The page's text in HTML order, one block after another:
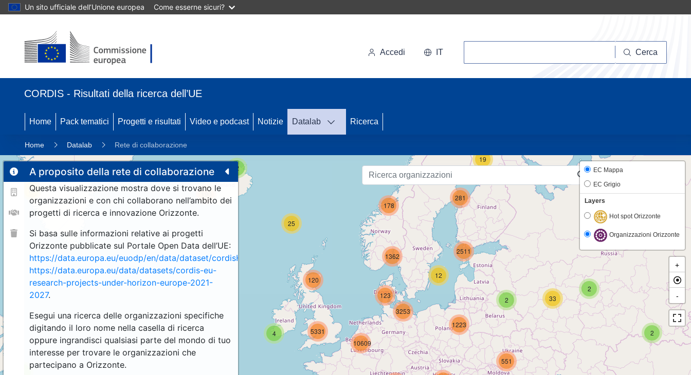
Un sito ufficiale dell’Unione europea Come esserne sicuri?
Accedi IT Cerca
CORDIS - Risultati della ricerca dell’UE
Home Pack tematici Progetti e risultati Video e podcast Notizie Datalab Ricerca
Home Datalab Rete di collaborazione
A proposito della rete di collaborazione
Questa visualizzazione mostra dove si trovano le
organizzazioni e con chi collaborano nell’ambito dei
progetti di ricerca e innovazione Orizzonte.
Si basa sulle informazioni relative ai progetti
Orizzonte pubblicate sul Portale Open Data dell’UE:
https://data.europa.eu/euodp/en/data/dataset/cordisH2020projects
https://data.europa.eu/data/datasets/cordis-eu-
research-projects-under-horizon-europe-2021-
2027.
Esegui una ricerca delle organizzazioni specifiche
digitando il loro nome nella casella di ricerca
oppure ingrandisci qualsiasi parte del mondo di tuo
interesse per trovare le organizzazioni che
partecipano a Orizzonte.
11
2
25
2
190
19
2
33
4
178
1362
551
1223
2
12
281
2511
123
120
3253
5331
10609
EC Mappa
EC Grigio
Layers
Hot spot Orizzonte
Organizzazioni Orizzonte
+
-